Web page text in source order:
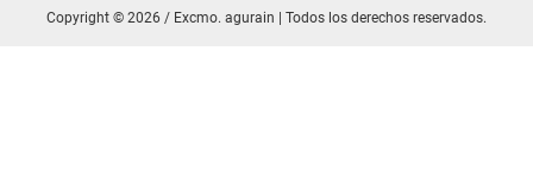
Copyright © 2026 / Excmo. agurain | Todos los derechos reservados.